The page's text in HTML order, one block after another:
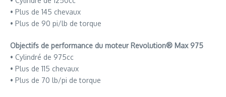
• Plus de 145 chevaux
• Plus de 90 pi/lb de torque
Objectifs de performance du moteur Revolution® Max 975
• Cylindré de 975cc
• Plus de 115 chevaux
• Plus de 70 lb/pi de torque